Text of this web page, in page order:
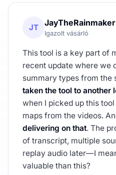
JT JayTheRainmaker
Igazolt vásárló
This tool is a key part of
recent update where we
summary types from the
taken the tool to another
when I picked up this
maps from the videos.
delivering on that. The
of transcript, multiple
replay audio later—I
valuable than this?